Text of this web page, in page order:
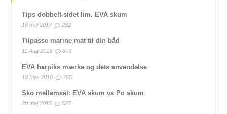
Tips dobbelt-sidet lim. EVA skum
16 maj 2017 232
Tilpasse marine mat til din båd
11 Aug 2016 803
EVA harpiks mærke og dets anvendelse
18 Mar 2016 265
Sko mellemsål: EVA skum vs Pu skum
20 maj 2015 527